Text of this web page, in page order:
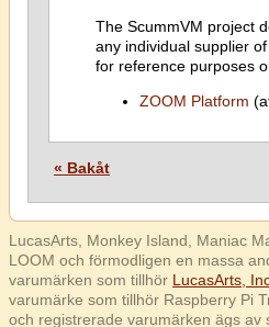
The ScummVM project
any individual supplier
for reference purposes
ZOOM Platform
« Bakåt
LucasArts, Monkey Island, Maniac
LOOM och förmodligen en massa
varumärken som tillhör LucasArts,
varumärke som tillhör Raspberry Pi
och registrerade varumärken ägs av